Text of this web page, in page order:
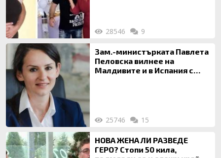
28546 9
Зам.-министърката Павлета
Пеловска вилнее на
Малдивите и в Испания с
25746 15
НОВА ЖЕНА ЛИ РАЗВЕДЕ
ГЕРО? Стопи 50 кила,